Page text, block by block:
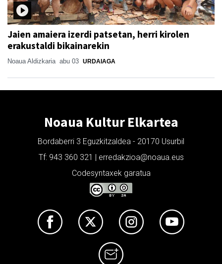
Jaien amaiera izerdi patsetan, herri kirolen
erakustaldi bikainarekin
Noaua Aldizkaria abu 03 URDAIAGA
Noaua Kultur Elkartea
Bordaberri 3 Eguzkitzaldea - 20170 Usurbil
Tf: 943 360 321 | erredakzioa@noaua.eus
Codesyntaxek garatua